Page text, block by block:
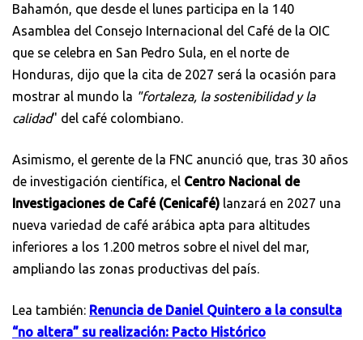
Bahamón, que desde el lunes participa en la 140
Asamblea del Consejo Internacional del Café de la OIC
que se celebra en San Pedro Sula, en el norte de
Honduras, dijo que la cita de 2027 será la ocasión para
mostrar al mundo la "fortaleza, la sostenibilidad y la
calidad" del café colombiano.
Asimismo, el gerente de la FNC anunció que, tras 30 años
de investigación científica, el Centro Nacional de
Investigaciones de Café (Cenicafé) lanzará en 2027 una
nueva variedad de café arábica apta para altitudes
inferiores a los 1.200 metros sobre el nivel del mar,
ampliando las zonas productivas del país.
Lea también: Renuncia de Daniel Quintero a la consulta
“no altera” su realización: Pacto Histórico